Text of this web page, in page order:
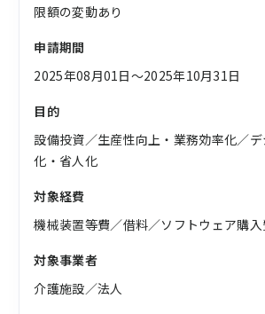
限額の変動あり
申請期間
2025年08月01日〜2025年10月31日
目的
設備投資／生産性向上・業務効率化／
化・省人化
対象経費
機械装置等費／借料／ソフトウェア購入
対象事業者
介護施設／法人